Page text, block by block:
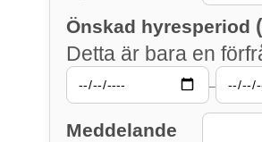
Önskad hyresperiod
Detta är bara en
–
Meddelande